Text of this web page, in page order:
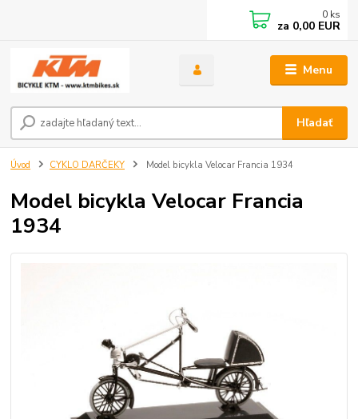
Menu
Hľadať
0 ks
za 0,00 EUR
Úvod CYKLO DARČEKY Model bicykla Velocar Francia 1934
Model bicykla Velocar Francia
1934